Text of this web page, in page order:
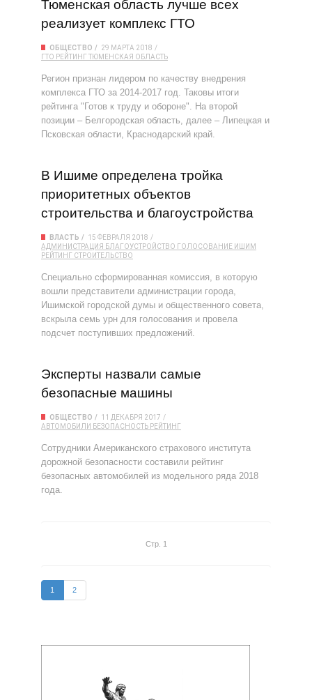
Тюменская область лучше всех
реализует комплекс ГТО
ОБЩЕСТВО
29 МАРТА 2018
ГТО РЕЙТИНГ ТЮМЕНСКАЯ ОБЛАСТЬ
Регион признан лидером по качеству внедрения
комплекса ГТО за 2014-2017 год. Таковы итоги
рейтинга "Готов к труду и обороне". На второй
позиции – Белгородская область, далее – Липецкая и
Псковская области, Краснодарский край.
В Ишиме определена тройка
приоритетных объектов
строительства и благоустройства
ВЛАСТЬ
15 ФЕВРАЛЯ 2018
АДМИНИСТРАЦИЯ БЛАГОУСТРОЙСТВО ГОЛОСОВАНИЕ ИШИМ
РЕЙТИНГ СТРОИТЕЛЬСТВО
Специально сформированная комиссия, в которую
вошли представители администрации города,
Ишимской городской думы и общественного совета,
вскрыла семь урн для голосования и провела
подсчет поступивших предложений.
Эксперты назвали самые
безопасные машины
ОБЩЕСТВО
11 ДЕКАБРЯ 2017
АВТОМОБИЛИ БЕЗОПАСНОСТЬ РЕЙТИНГ
Сотрудники Американского страхового института
дорожной безопасности составили рейтинг
безопасных автомобилей из модельного ряда 2018
года.
Стр. 1
1 2